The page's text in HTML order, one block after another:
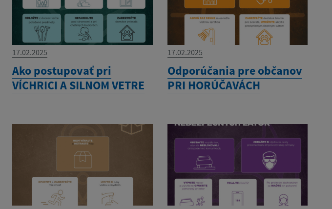
17.02.2025
Ako postupovať pri
VÍCHRICI A SILNOM VETRE
17.02.2025
Odporúčania pre občanov
PRI HORÚČAVÁCH